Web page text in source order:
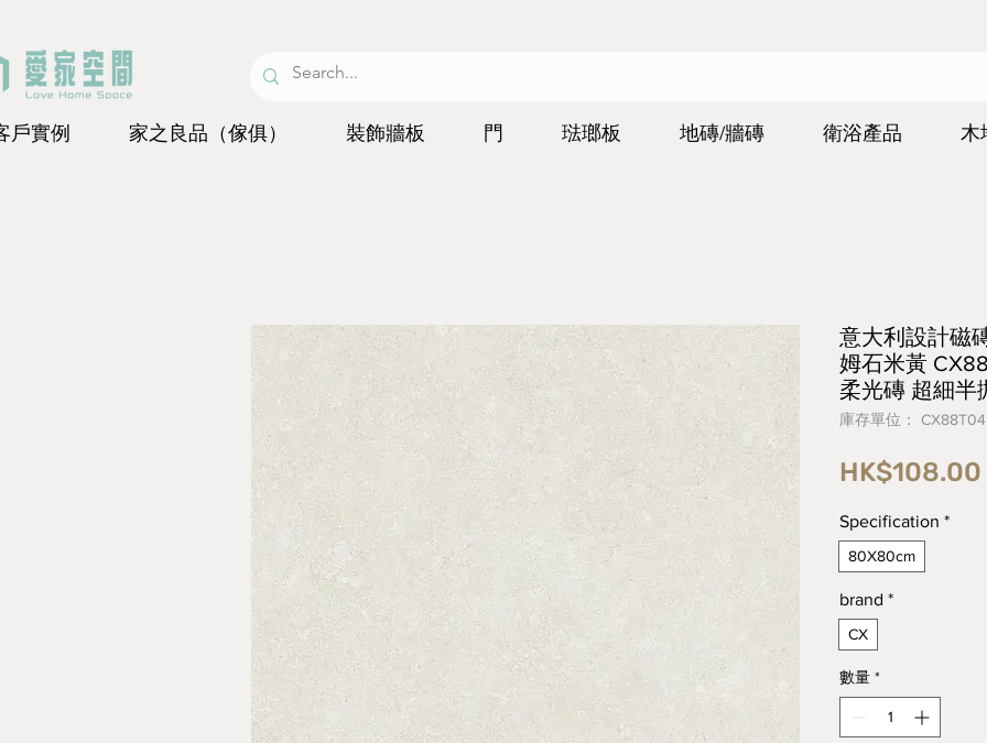
戶實例 家之良品（傢俱） 裝飾牆板 門 琺瑯板 地磚/牆磚 衛浴產品 木
意大利設計磁
姆石米黃
柔光磚 超細半
庫存單位： CX88T04
HK$108.00
Specification *
80X80cm
brand *
CX
數量 *